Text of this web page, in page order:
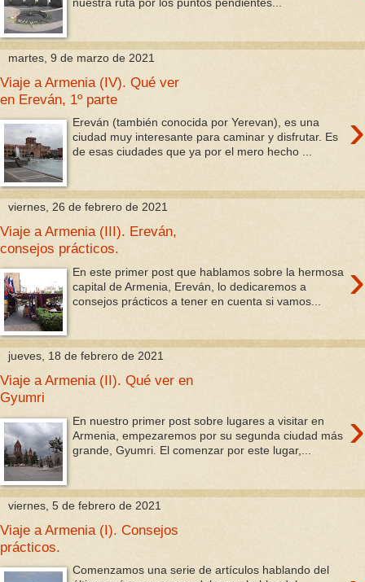
martes, 9 de marzo de 2021
Viaje a Armenia (IV). Qué ver
en Ereván, 1º parte
›
Ereván (también conocida por Yerevan), es una
ciudad muy interesante para caminar y disfrutar. Es
de esas ciudades que ya por el mero hecho ...
viernes, 26 de febrero de 2021
Viaje a Armenia (III). Ereván,
consejos prácticos.
›
En este primer post que hablamos sobre la hermosa
capital de Armenia, Ereván, lo dedicaremos a
consejos prácticos a tener en cuenta si vamos...
jueves, 18 de febrero de 2021
Viaje a Armenia (II). Qué ver en
Gyumri
›
En nuestro primer post sobre lugares a visitar en
Armenia, empezaremos por su segunda ciudad más
grande, Gyumri. El comenzar por este lugar,...
viernes, 5 de febrero de 2021
Viaje a Armenia (I). Consejos
prácticos.
Comenzamos una serie de artículos hablando del